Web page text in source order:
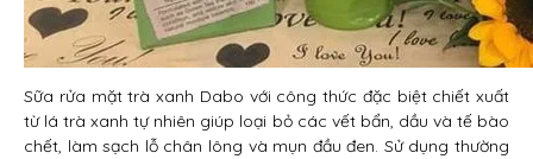
Sữa rửa mặt trà xanh Dabo với công thức đặc biệt chiết xuất
từ lá trà xanh tự nhiên giúp loại bỏ các vết bẩn, dầu và tế bào
chết, làm sạch lỗ chân lông và mụn đầu đen. Sử dụng thường